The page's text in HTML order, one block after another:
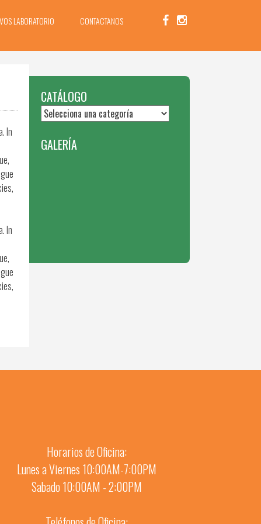
LABORATORIO CONTACTANOS
In
In
CATÁLOGO
GALERÍA
Horarios de Oficina:
Lunes a Viernes 10:00AM-7:00PM
Sabado 10:00AM - 2:00PM